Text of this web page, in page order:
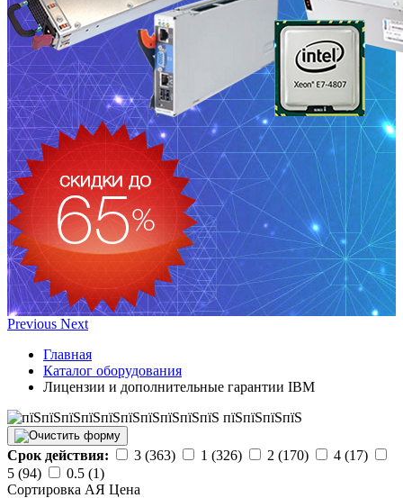
Previous Next
Главная
Каталог оборудования
Лицензии и дополнительные гарантии IBM
Срок действия: 3 (363) 1 (326) 2 (170)
4 (17)
5 (94)
0.5 (1)
Сортировка АЯ Ценa